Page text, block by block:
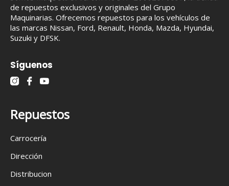
de repuestos exclusivos y originales del Grupo
Maquinarias. Ofrecemos repuestos para los vehículos de
las marcas Nissan, Ford, Renault, Honda, Mazda, Hyundai,
Suzuki y DFSK.
Síguenos
Repuestos
Carrocería
Dirección
Distribucion